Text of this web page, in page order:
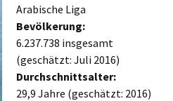
Arabische Liga
Bevölkerung:
6.237.738 insgesamt
(geschätzt: Juli 2016)
Durchschnittsalter:
29,9 Jahre (geschätzt: 2016)